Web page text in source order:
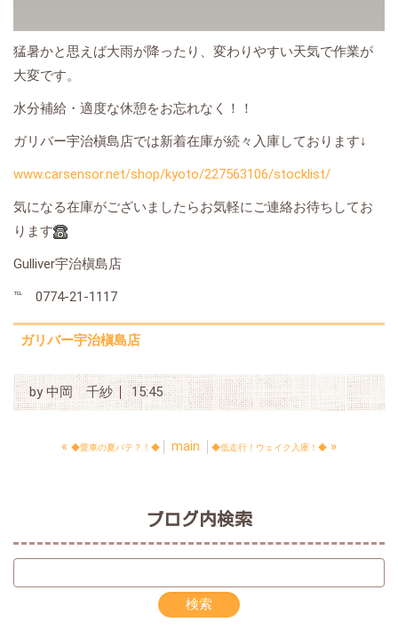
猛暑かと思えば大雨が降ったり、変わりやすい天気で作業が
大変です。
水分補給・適度な休憩をお忘れなく！！
ガリバー宇治槇島店では新着在庫が続々入庫しております↓
www.carsensor.net/shop/kyoto/227563106/stocklist/
気になる在庫がございましたらお気軽にご連絡お待ちしてお
ります
Gulliver宇治槇島店
℡ 0774-21-1117
ガリバー宇治槇島店
by中岡 千紗 15:45
« ◆愛車の夏バテ？！◆ main ◆低走行！ウェイク入庫！◆ »
ブログ内検索